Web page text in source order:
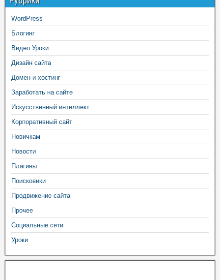
WordPress
Блогинг
Видео Уроки
Дизайн сайта
Домен и хостинг
Заработать на сайте
Искусственный интеллект
Корпоративный сайт
Новичкам
Новости
Плагины
Поисковики
Продвижение сайта
Прочее
Социальные сети
Уроки